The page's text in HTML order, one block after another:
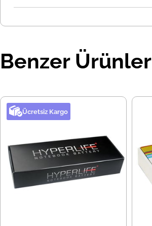
Benzer Ürünler
Ücretsiz Kargo